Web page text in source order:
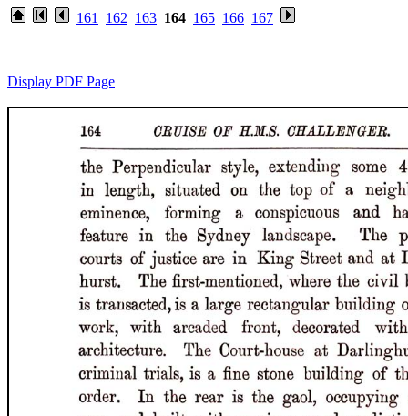
161 162 163 164 165 166 167
Display PDF Page